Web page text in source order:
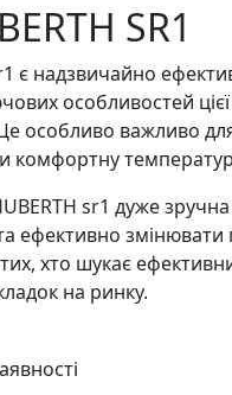
SR1
є надзвичайно
особливостей
особливо важливо
комфортну
sr1 дуже
ефективно змінювати
хто шукає
на ринку.